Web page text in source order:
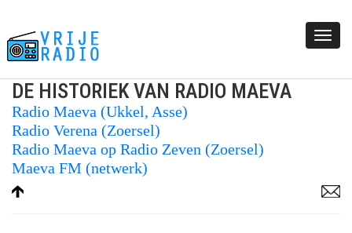
DE HISTORIEK VAN RADIO MAEVA
Radio Maeva (Ukkel, Asse)
Radio Verena (Zoersel)
Radio Maeva op Radio Zeven (Zoersel)
Maeva FM (netwerk)